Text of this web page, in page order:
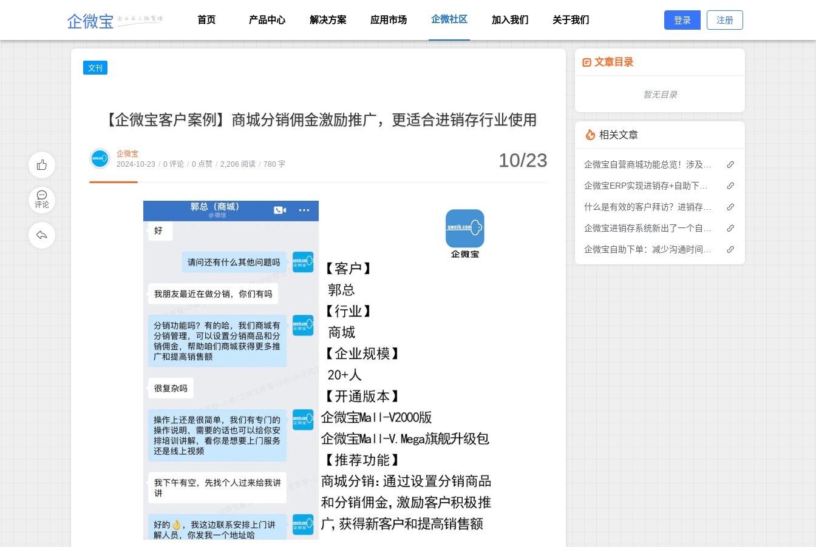
企微宝 首页 产品中心 解决方案 应用市场 企微社区 加入我们 关于我们 登录 注册
文刊
【企微宝客户案例】商城分销佣金激励推广，更适合进销存行业使用
企微宝
2024-10-23 / 0 评论 / 0 点赞 / 2,206 阅读 / 780 字 10/23
评论
文章目录
暂无目录
相关文章